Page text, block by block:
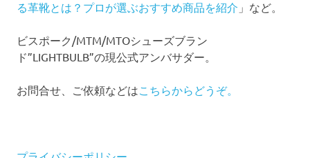
る革靴とは？プロが選ぶおすすめ商品を紹介 」など。
ビスポーク/MTM/MTOシューズブラン
ド”LIGHTBULB”の現公式アンバサダー。
お問合せ、ご依頼などは こちらからどうぞ。